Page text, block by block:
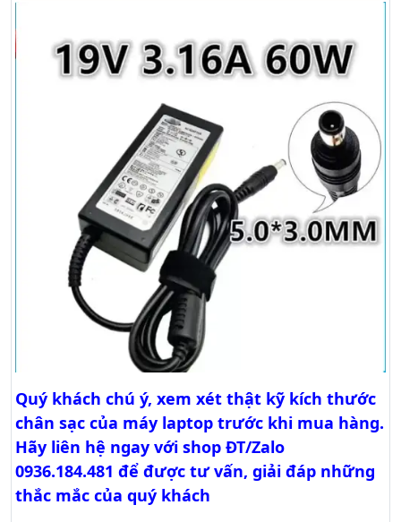
Quý khách chú ý, xem xét thật kỹ kích thước
chân sạc của máy laptop trước khi mua hàng.
Hãy liên hệ ngay với shop ĐT/Zalo
0936.184.481 để được tư vấn, giải đáp những
thắc mắc của quý khách